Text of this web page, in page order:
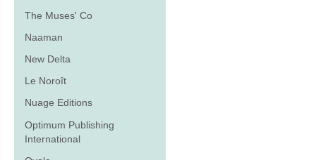
The Muses' Co
Naaman
New Delta
Le Noroît
Nuage Editions
Optimum Publishing
International